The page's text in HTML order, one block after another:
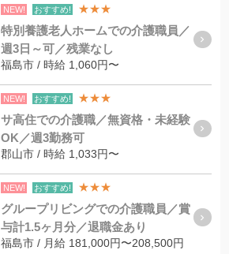
NEW! おすすめ! ★★★
特別養護老人ホームでの介護職員／
週3日～可／残業なし
福島市 / 時給 1,060円〜
NEW! おすすめ! ★★★
サ高住での介護職／無資格・未経験
OK／週3勤務可
郡山市 / 時給 1,033円〜
NEW! おすすめ! ★★★
グループリビングでの介護職員／賞
与計1.5ヶ月分／退職金あり
福島市 / 月給 181,000円〜208,500円